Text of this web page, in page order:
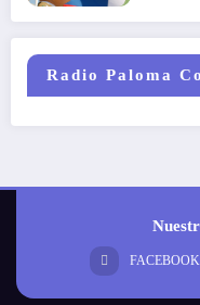
Radio Paloma
FACEBOOK